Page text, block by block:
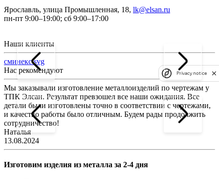
Ярославль, улица Промышленная, 18, lk@elsan.ru
пн-пт 9:00–19:00; сб 9:00–17:00
Наши клиенты
сминекс.svg
Нас рекомендуют
Мы заказывали изготовление металлоизделий по чертежам у
ТПК Элсан. Результат превзошел все наши ожидания. Все
детали были изготовлены точно в соответствии с чертежами,
и качество работы было отличным. Будем рады продолжить
сотрудничество!
Наталья
13.08.2024
Изготовим изделия из металла за 2-4 дня
Privacy notice